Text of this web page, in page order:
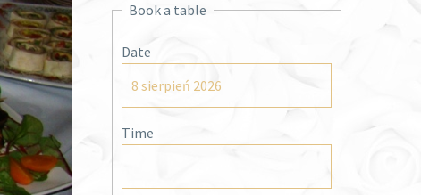
Book a table
Date
Time